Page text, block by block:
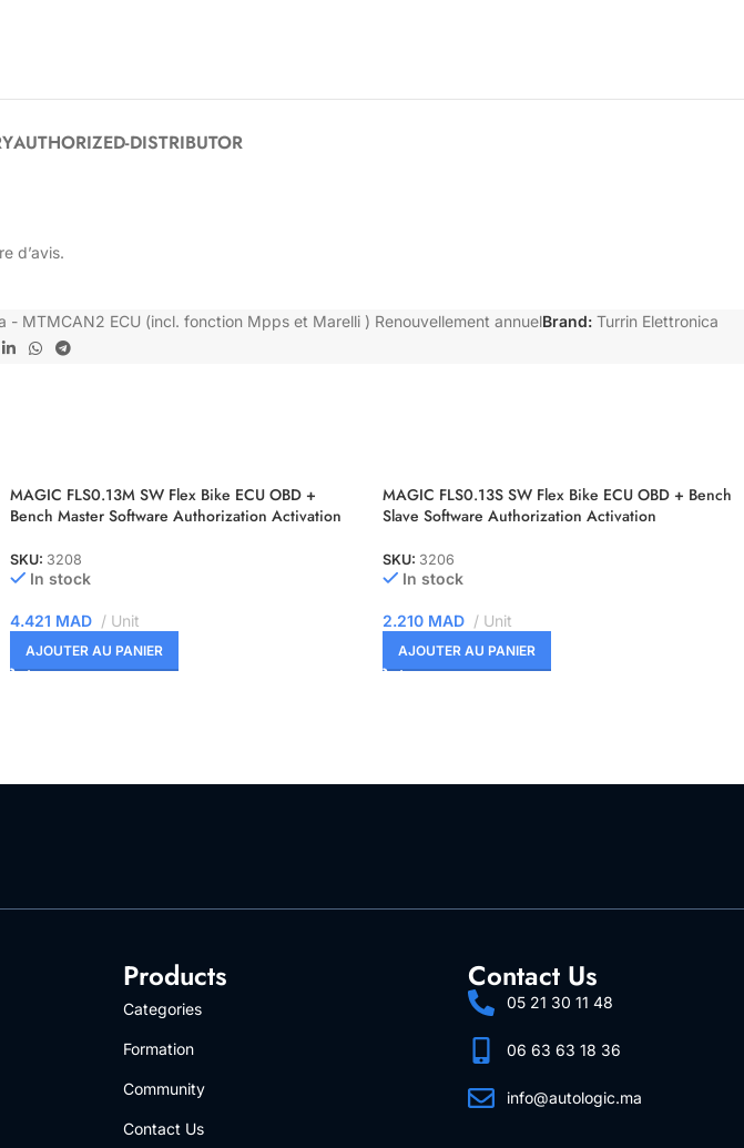
AUTHORIZED-DISTRIBUTOR
d’avis.
- MTMCAN2 ECU (incl. fonction Mpps et Marelli ) Renouvellement annuelBrand: Turrin Elettronica
MAGIC FLS0.13M SW Flex Bike ECU OBD +
Bench Master Software Authorization Activation
SKU: 3208
In stock
4.421 MAD Unit
AJOUTER AU PANIER
MAGIC FLS0.13S SW Flex Bike ECU OBD + Bench
Slave Software Authorization Activation
SKU: 3206
In stock
2.210 MAD Unit
AJOUTER AU PANIER
Products
Categories
Formation
Community
Contact Us
Contact Us
05 21 30 11 48
06 63 63 18 36
info@autologic.ma